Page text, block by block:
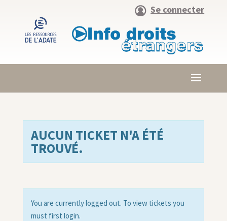
Se connecter
AUCUN TICKET N'A ÉTÉ
TROUVÉ.
You are currently logged out. To view tickets you
must first login.